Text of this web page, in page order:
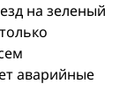
на зеленый
аварийные